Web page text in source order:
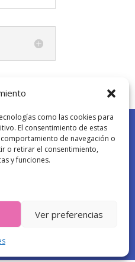
como las cookies para
El consentimiento de estas
de navegación o
o retirar el consentimiento,
y funciones.
Ver preferencias